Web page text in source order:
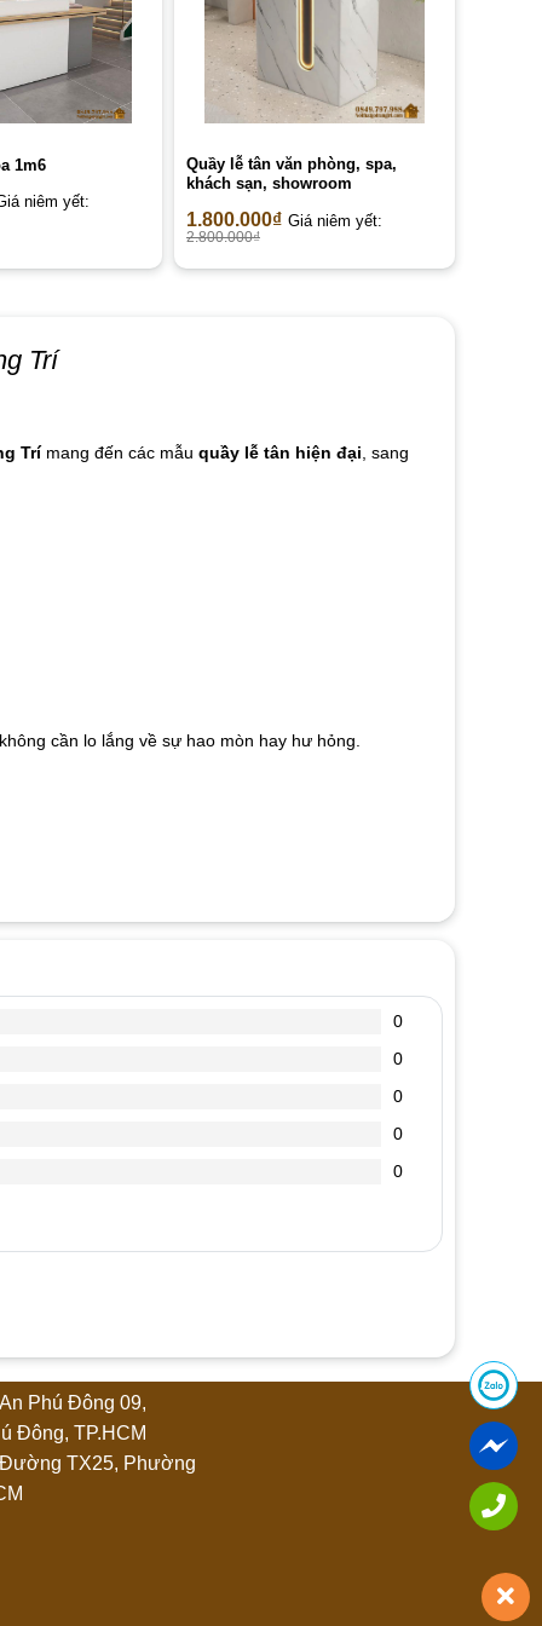
1m6
niêm yết:
Quầy lễ tân văn phòng, spa,
khách sạn, showroom
1.800.000₫ Giá niêm yết:
2.800.000₫
Trí
Trímang đến các mẫu quầy lễ tân hiện đại , sang
cần lo lắng về sự hao mòn hay hư hỏng.
0
0
0
0
0
Phú Đông 09,
Đông, TP.HCM
TX25, Phường